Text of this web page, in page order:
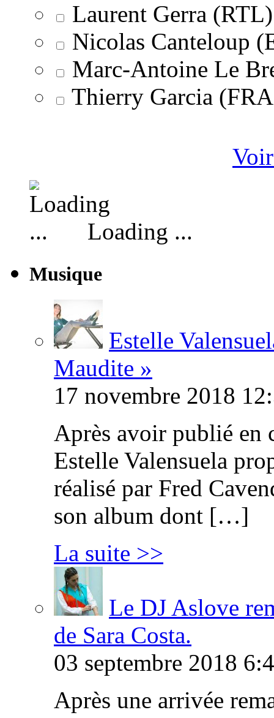
Laurent Gerra (RTL)
Nicolas Canteloup
Marc-Antoine Le
Thierry Garcia
Loading ...
Musique
Estelle
Maudite »
17 novembre 2018
Après avoir publié en
Estelle Valensuela
réalisé par Fred
son album dont […]
La suite >>
Le DJ Aslove
de Sara Costa.
03 septembre 2018
Après une arrivée